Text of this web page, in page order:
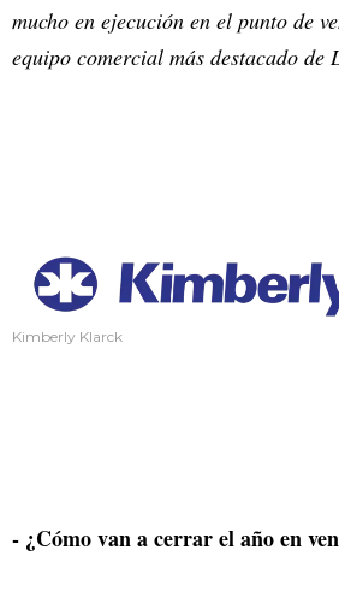
mucho en ejecución en el punto de
equipo comercial más destacado de
Kimberly Klarck
- ¿Cómo van a cerrar el año en